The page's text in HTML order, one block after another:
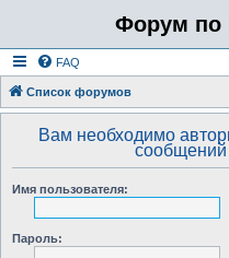
Форум по
FAQ
Список форумов
Вам необходимо
Имя пользователя:
Пароль: